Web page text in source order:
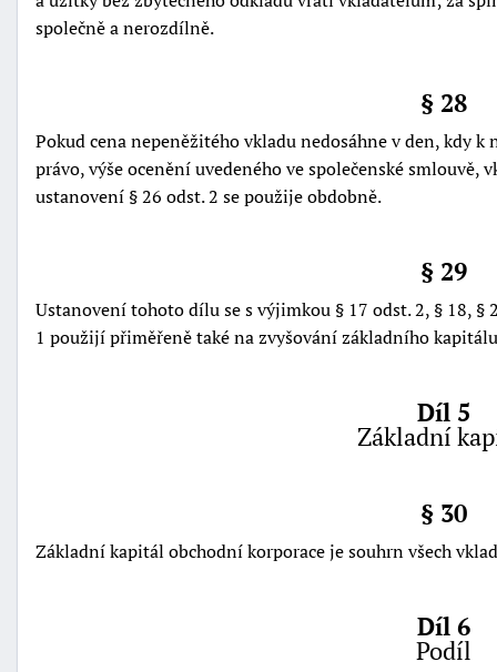
společně a nerozdílně.
§ 28
Pokud cena nepeněžitého vkladu nedosáhne v den, kdy
právo, výše ocenění uvedeného ve společenské
ustanovení § 26 odst. 2 se použije obdobně.
§ 29
Ustanovení tohoto dílu se s výjimkou § 17 odst. 2, § 18, §
1 použijí přiměřeně také na zvyšování základního
Díl 5
Základní
§ 30
Základní kapitál obchodní korporace je souhrn všech
Díl 6
Podíl